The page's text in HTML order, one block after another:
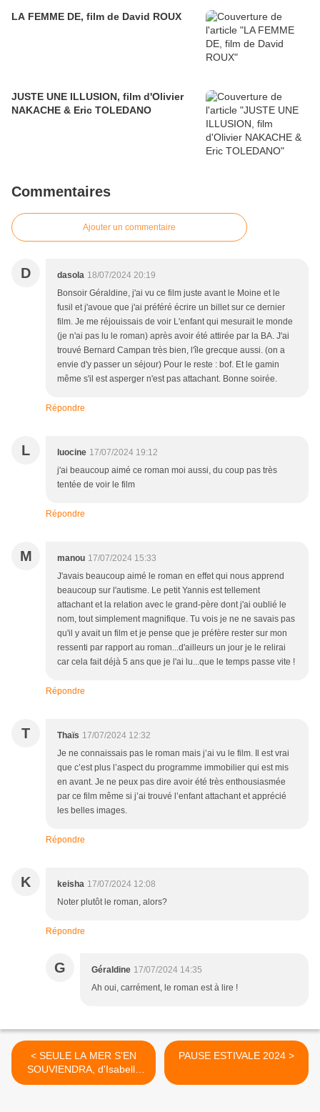
LA FEMME DE, film de David ROUX
JUSTE UNE ILLUSION, film d'Olivier
NAKACHE & Eric TOLEDANO
Commentaires
Ajouter un commentaire
D dasola 18/07/2024 20:19
Bonsoir Géraldine, j'ai vu ce film juste avant le Moine et le
fusil et j'avoue que j'ai préféré écrire un billet sur ce dernier
film. Je me réjouissais de voir L'enfant qui mesurait le monde
(je n'ai pas lu le roman) après avoir été attirée par la BA. J'ai
trouvé Bernard Campan très bien, l'île grecque aussi. (on a
envie d'y passer un séjour) Pour le reste : bof. Et le gamin
même s'il est asperger n'est pas attachant. Bonne soirée.
Répondre
L luocine 17/07/2024 19:12
j'ai beaucoup aimé ce roman moi aussi, du coup pas très
tentée de voir le film
Répondre
M manou 17/07/2024 15:33
J'avais beaucoup aimé le roman en effet qui nous apprend
beaucoup sur l'autisme. Le petit Yannis est tellement
attachant et la relation avec le grand-père dont j'ai oublié le
nom, tout simplement magnifique. Tu vois je ne ne savais pas
qu'il y avait un film et je pense que je préfère rester sur mon
ressenti par rapport au roman...d'ailleurs un jour je le relirai
car cela fait déjà 5 ans que je l'ai lu...que le temps passe vite !
Répondre
T Thaïs 17/07/2024 12:32
Je ne connaissais pas le roman mais j’ai vu le film. Il est vrai
que c’est plus l’aspect du programme immobilier qui est mis
en avant. Je ne peux pas dire avoir été très enthousiasmée
par ce film même si j’ai trouvé l’enfant attachant et apprécié
les belles images.
Répondre
K keisha 17/07/2024 12:08
Noter plutôt le roman, alors?
Répondre
G Géraldine 17/07/2024 14:35
Ah oui, carrément, le roman est à lire !
< SEULE LA MER S'EN
SOUVIENDRA, d'Isabelle
AUTISSIER
PAUSE ESTIVALE 2024 >